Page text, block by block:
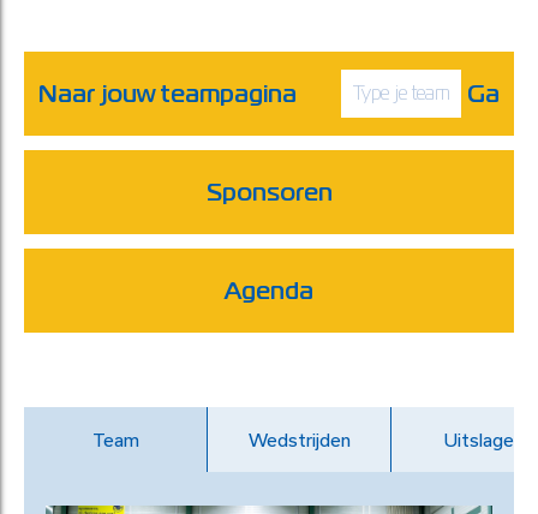
Naar jouw teampagina Ga
Sponsoren
Agenda
Team Wedstrijden Uitslagen